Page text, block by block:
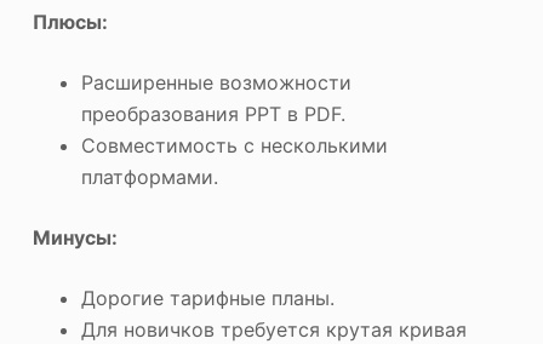
Плюсы:
Расширенные возможности
преобразования PPT в PDF.
Совместимость с несколькими
платформами.
Минусы:
Дорогие тарифные планы.
Для новичков требуется крутая кривая